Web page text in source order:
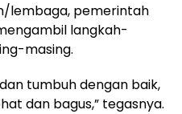
lembaga, pemerintah
langkah-
masing.
tumbuh dengan baik,
dan bagus,” tegasnya.